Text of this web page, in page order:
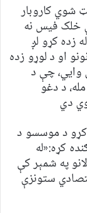
شوي کاروبار
خلک فیس نه
زده کړو لږ
او د لوړو زده
چې د
د دغو
دي
د موسسو د
کړه:«له
په شمېر کې
ستونزې